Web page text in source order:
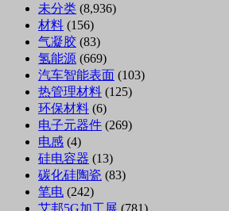
未分类 (8,936)
材料 (156)
气凝胶 (83)
氢能源 (669)
汽车智能表面 (103)
热管理材料 (125)
环保材料 (6)
电子元器件 (269)
电感 (4)
硅电容器 (13)
碳化硅陶瓷 (83)
笔电 (242)
艾邦5G加工展 (781)